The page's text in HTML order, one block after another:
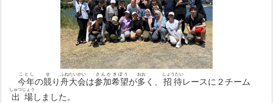
今年
ことし
の競
せ
り舟
ふね
大会
たいかい
は参加
さんか
希望
きぼう
が多
おお
く、 招待
しょうたい
レースに２チーム
出場
しゅつじょう
しました。